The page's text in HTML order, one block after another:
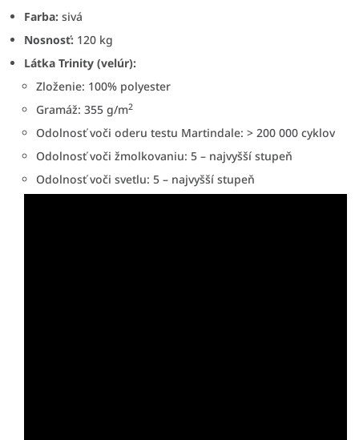
Farba: sivá
Nosnosť: 120 kg
Látka Trinity (velúr):
Zloženie: 100% polyester
Gramáž: 355 g/m2
Odolnosť voči oderu testu Martindale: > 200 000 cyklov
Odolnosť voči žmolkovaniu: 5 – najvyšší stupeň
Odolnosť voči svetlu: 5 – najvyšší stupeň